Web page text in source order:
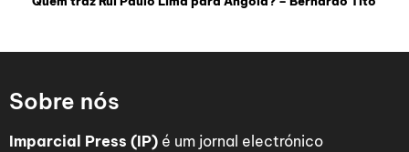
Sobre nós
Imparcial Press (IP) é um jornal electrónico